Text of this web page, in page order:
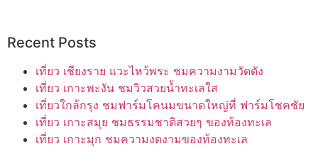
Recent Posts
เที่ยว เชียงราย แวะไหว้พระ ชมความงามวัดดัง
เที่ยว เกาะพะงัน ชมวิวสวยน้ำทะเลใส
เที่ยวใกล้กรุง ชมฟาร์มโคนมขนาดใหญ่ที่ ฟาร์มโชคชัย
เที่ยว เกาะสมุย ชมธรรมชาติสวยๆ ของท้องทะเล
เที่ยว เกาะมุก ชมความงดงามของท้องทะเล